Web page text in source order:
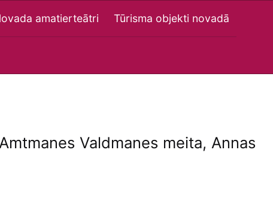
amatierteātri Tūrisma objekti novadā
Valdmanes meita, Annas